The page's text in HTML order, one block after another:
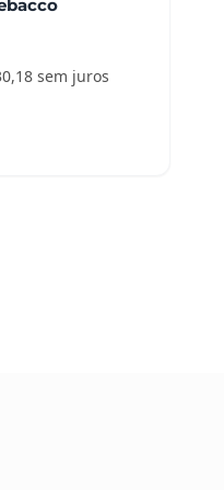
sem juros